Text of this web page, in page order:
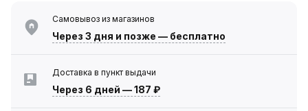
Самовывоз из магазинов
Через 3 дня и позже — бесплатно
Доставка в пункт выдачи
Через 6 дней —187 ₽